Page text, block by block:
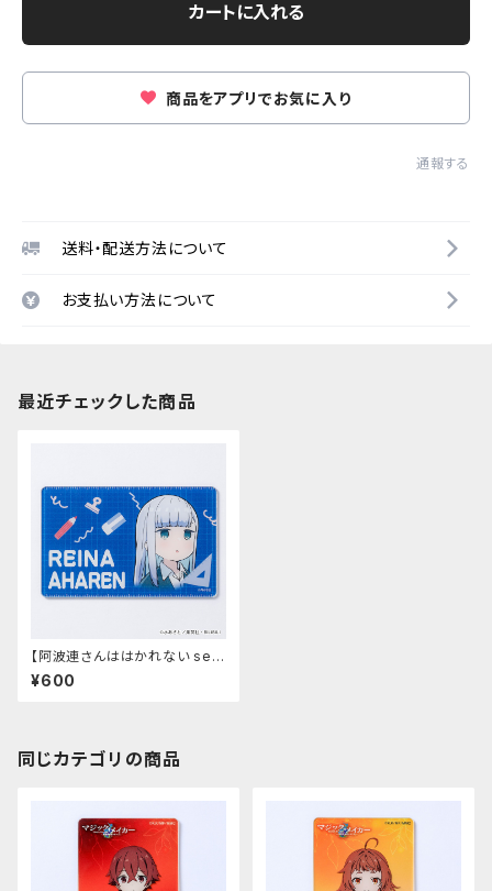
カートに入れる
商品をアプリでお気に入り
通報する
送料・配送方法について
お支払い方法について
最近チェックした商品
【阿波連さんははかれない sea
son2】アクリルカード（阿波連
れいな）
¥600
同じカテゴリの商品